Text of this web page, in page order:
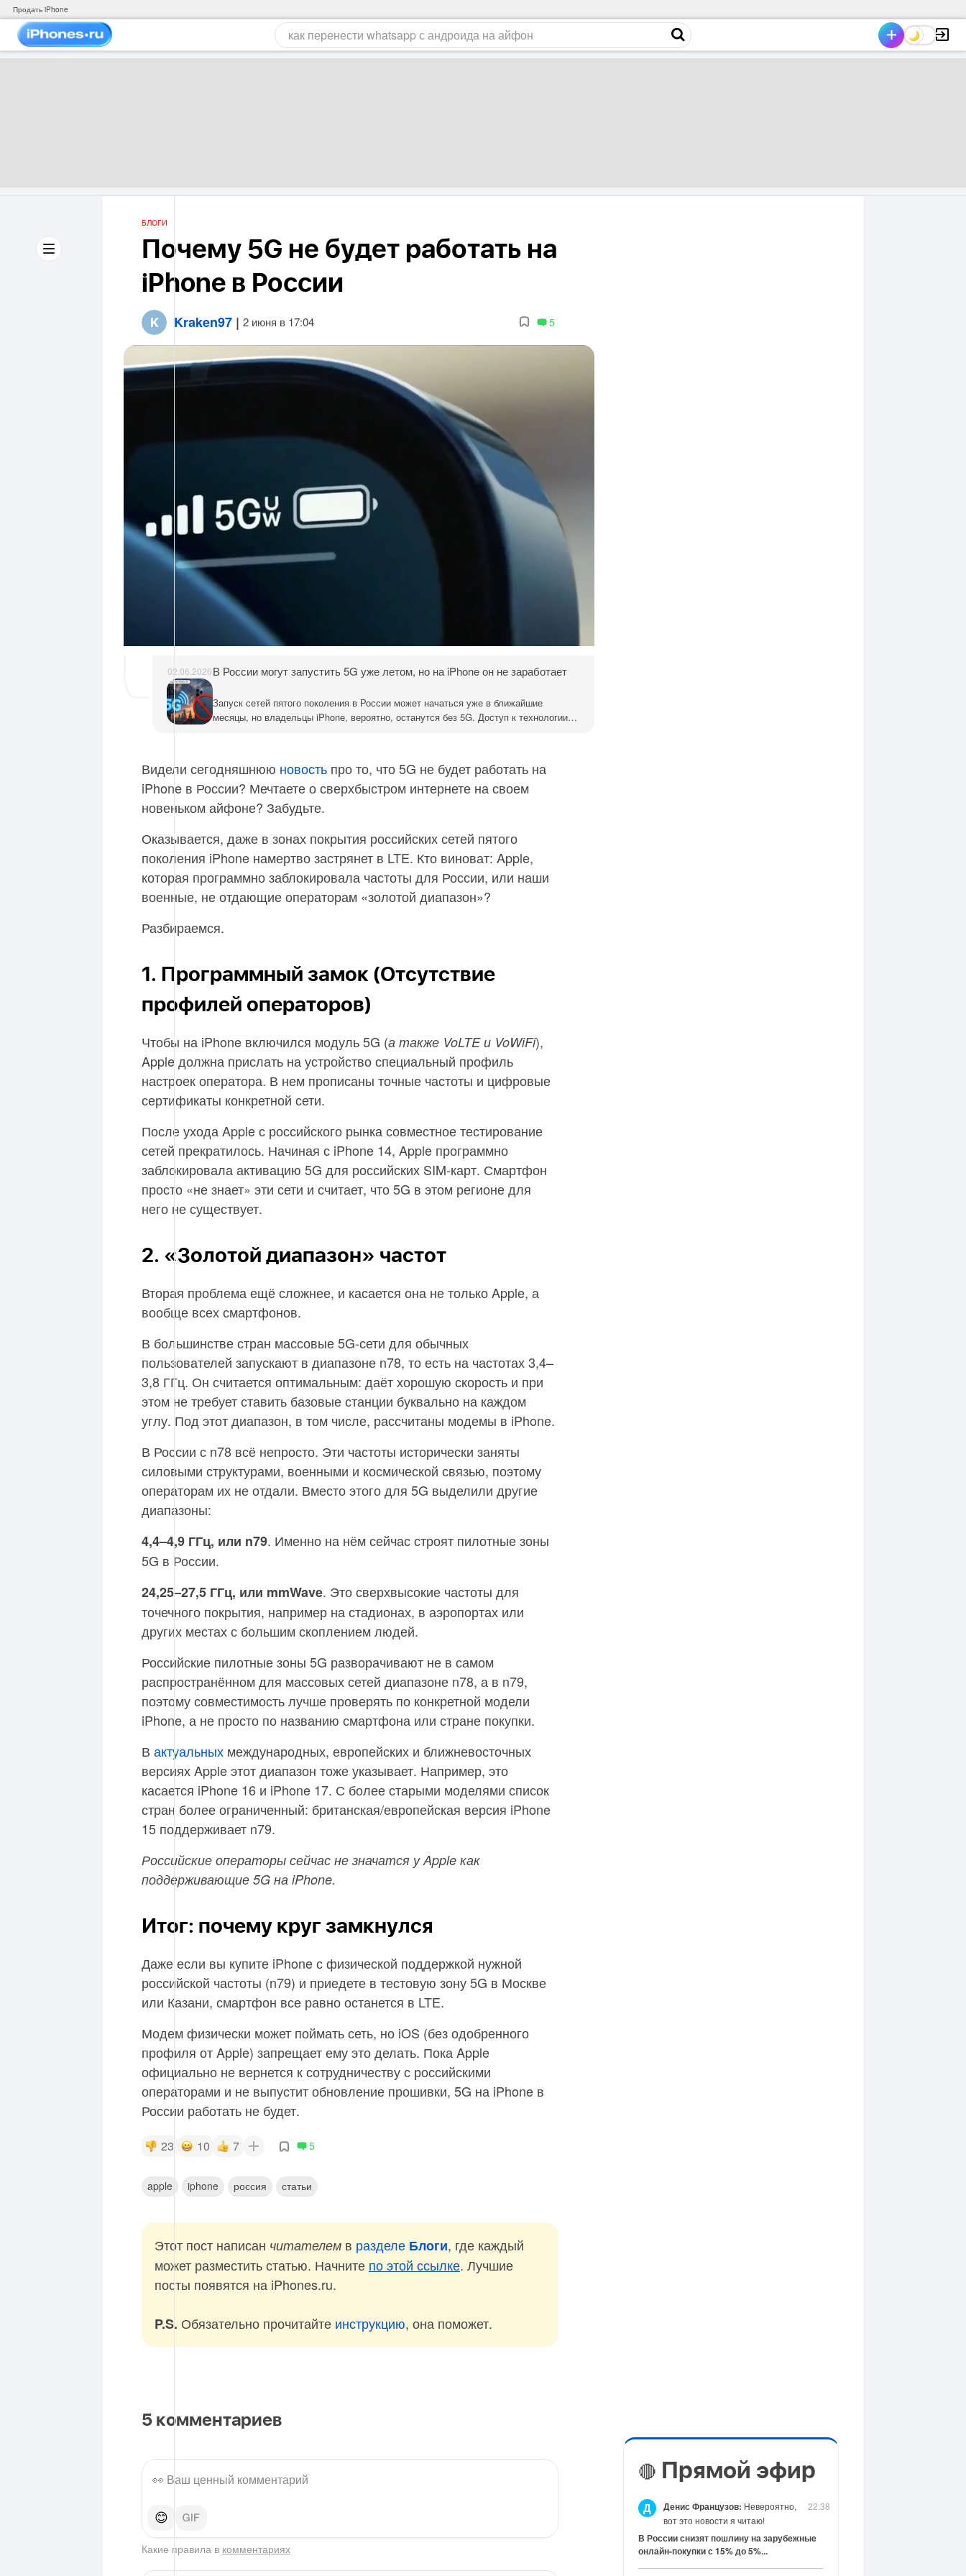
Продать iPhone
БЛОГИ
Почему 5G не будет работать на
iPhone в России
Kraken97 | 2 июня в 17:04 5
02.06.2026В России могут запустить 5G уже летом, но на iPhone он не заработает
Запуск сетей пятого поколения в России может начаться уже в ближайшие
месяцы, но владельцы iPhone, вероятно, останутся без 5G. Доступ к технологии
операторов о корректной работе 5G в их сетях перед активацией функции на
устройствах. До ухода из России операторы могли взаимодействовать с
компанией напрямую, но сейчас это фактически невозможно. Apple прекратила
продажи устройств в РФ, отключила часть сервисов и свернула сотрудничество с
считает, что шансы на появление 5G на iPhone у российских пользователей
практически отсутствуют. Apple уже нескольк
Видели сегодняшнюю новость про то, что 5G не будет работать на
iPhone в России? Мечтаете о сверхбыстром интернете на своем
новеньком айфоне? Забудьте.
Оказывается, даже в зонах покрытия российских сетей пятого
поколения iPhone намертво застрянет в LTE. Кто виноват: Apple,
которая программно заблокировала частоты для России, или наши
военные, не отдающие операторам «золотой диапазон»?
Разбираемся.
1. Программный замок (Отсутствие
профилей операторов)
Чтобы на iPhone включился модуль 5G (а также VoLTE и VoWiFi),
Apple должна прислать на устройство специальный профиль
настроек оператора. В нем прописаны точные частоты и цифровые
сертификаты конкретной сети.
После ухода Apple с российского рынка совместное тестирование
сетей прекратилось. Начиная с iPhone 14, Apple программно
заблокировала активацию 5G для российских SIM-карт. Смартфон
просто «не знает» эти сети и считает, что 5G в этом регионе для
него не существует.
2. «Золотой диапазон» частот
Вторая проблема ещё сложнее, и касается она не только Apple, а
вообще всех смартфонов.
В большинстве стран массовые 5G-сети для обычных
пользователей запускают в диапазоне n78, то есть на частотах 3,4–
3,8 ГГц. Он считается оптимальным: даёт хорошую скорость и при
этом не требует ставить базовые станции буквально на каждом
углу. Под этот диапазон, в том числе, рассчитаны модемы в iPhone.
В России с n78 всё непросто. Эти частоты исторически заняты
силовыми структурами, военными и космической связью, поэтому
операторам их не отдали. Вместо этого для 5G выделили другие
диапазоны:
4,4–4,9 ГГц, или n79. Именно на нём сейчас строят пилотные зоны
5G в России.
24,25–27,5 ГГц, или mmWave. Это сверхвысокие частоты для
точечного покрытия, например на стадионах, в аэропортах или
других местах с большим скоплением людей.
Российские пилотные зоны 5G разворачивают не в самом
распространённом для массовых сетей диапазоне n78, а в n79,
поэтому совместимость лучше проверять по конкретной модели
iPhone, а не просто по названию смартфона или стране покупки.
В актуальных международных, европейских и ближневосточных
версиях Apple этот диапазон тоже указывает. Например, это
касается iPhone 16 и iPhone 17. С более старыми моделями список
стран более ограниченный: британская/европейская версия iPhone
15 поддерживает n79.
Российские операторы сейчас не значатся у Apple как
поддерживающие 5G на iPhone.
Итог: почему круг замкнулся
Даже если вы купите iPhone с физической поддержкой нужной
российской частоты (n79) и приедете в тестовую зону 5G в Москве
или Казани, смартфон все равно останется в LTE.
Модем физически может поймать сеть, но iOS (без одобренного
профиля от Apple) запрещает ему это делать. Пока Apple
официально не вернется к сотрудничеству с российскими
операторами и не выпустит обновление прошивки, 5G на iPhone в
России работать не будет.
23 10 7 5
apple iphone россия статьи
Этот пост написан читателем в разделе Блоги, где каждый
может разместить статью. Начните по этой ссылке. Лучшие
посты появятся на iPhones.ru.
P.S. Обязательно прочитайте инструкцию, она поможет.
5 комментариев
😊
Какие правила в комментариях
🔴 Прямой эфир
22:38
Д Денис Французов: Невероятно,
вот это новости я читаю!
В России снизят пошлину на зарубежные
онлайн-покупки с 15% до 5%...